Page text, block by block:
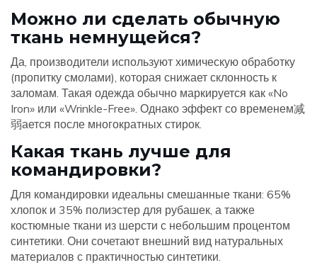
Можно ли сделать обычную
ткань немнущейся?
Да, производители используют химическую обработку
(пропитку смолами), которая снижает склонность к
заломам. Такая одежда обычно маркируется как «No
Iron» или «Wrinkle-Free». Однако эффект со временем减
弱ается после многократных стирок.
Какая ткань лучше для
командировки?
Для командировки идеальны смешанные ткани: 65%
хлопок и 35% полиэстер для рубашек, а также
костюмные ткани из шерсти с небольшим процентом
синтетики. Они сочетают внешний вид натуральных
материалов с практичностью синтетики.